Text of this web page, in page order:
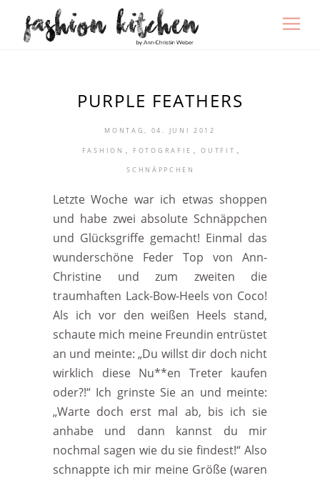
PURPLE FEATHERS
MONTAG, 04. JUNI 2012
FASHION , FOTOGRAFIE , OUTFIT ,
SCHNÄPPCHEN
Letzte Woche war ich etwas shoppen
und habe zwei absolute Schnäppchen
und Glücksgriffe gemacht! Einmal das
wunderschöne Feder Top von Ann-
Christine und zum zweiten die
traumhaften Lack-Bow-Heels von Coco!
Als ich vor den weißen Heels stand,
schaute mich meine Freundin entrüstet
an und meinte: „Du willst dir doch nicht
wirklich diese Nu**en Treter kaufen
oder?!“ Ich grinste Sie an und meinte:
„Warte doch erst mal ab, bis ich sie
anhabe und dann kannst du mir
nochmal sagen wie du sie findest!“ Also
schnappte ich mir meine Größe (waren